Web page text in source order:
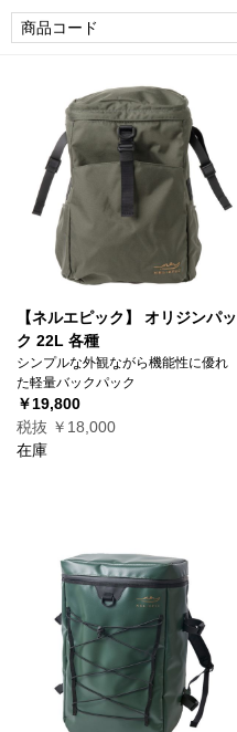
【ネルエピック】 オリジンパッ
ク 22L 各種
シンプルな外観ながら機能性に優れ
た軽量バックパック
￥19,800
税抜 ￥18,000
在庫